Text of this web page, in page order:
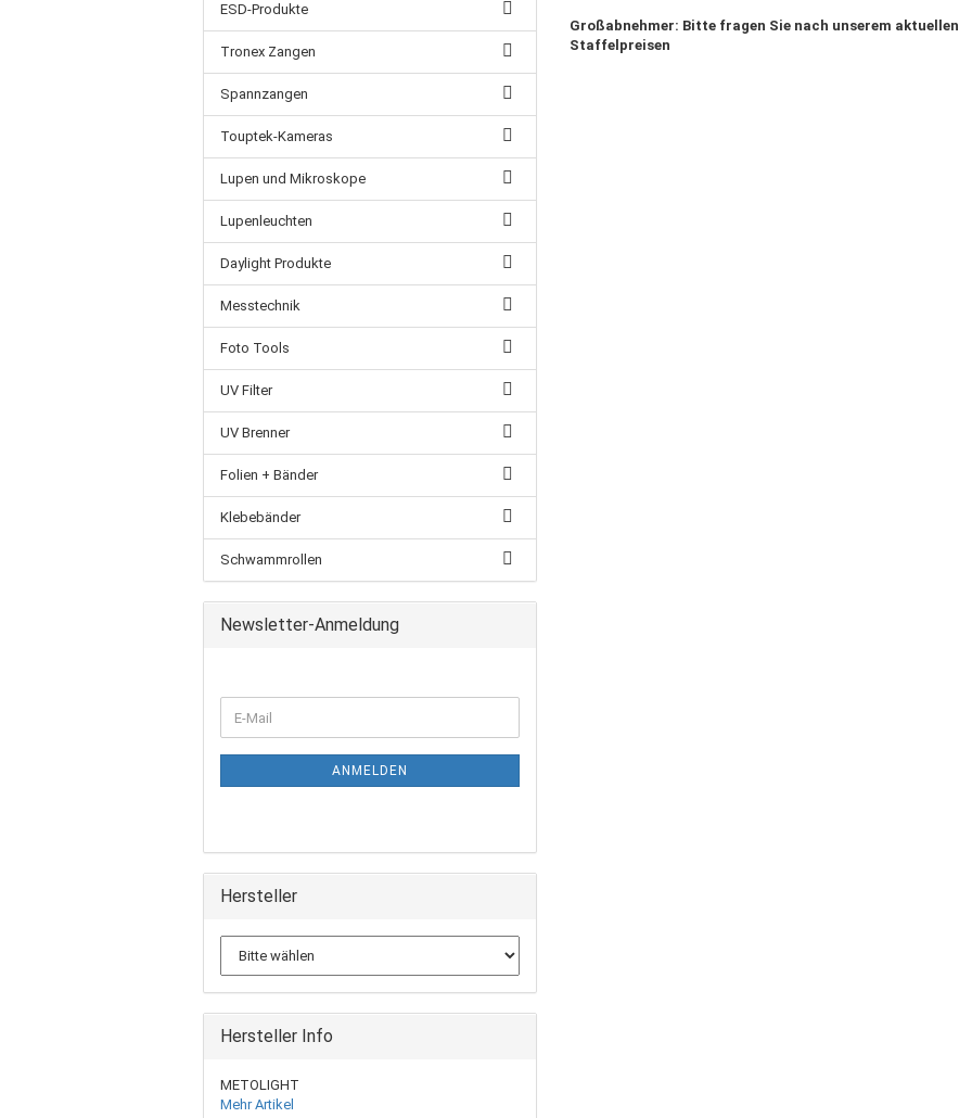
Großabnehmer: Bitte fragen Sie nach unserem aktuellen
Staffelpreisen
ESD-Produkte
Tronex Zangen
Spannzangen
Touptek-Kameras
Lupen und Mikroskope
Lupenleuchten
Daylight Produkte
Messtechnik
Foto Tools
UV Filter
UV Brenner
Folien + Bänder
Klebebänder
Schwammrollen
Newsletter-Anmeldung
ANMELDEN
Hersteller
Hersteller Info
METOLIGHT
Mehr Artikel